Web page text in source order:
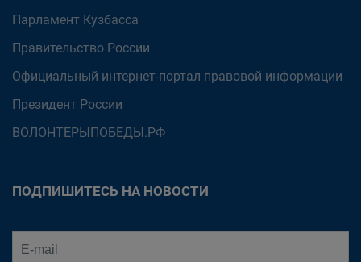
Парламент Кузбасса
Правительство России
Официальный интернет-портал правовой информации
Президент России
ВОЛОНТЕРЫПОБЕДЫ.РФ
ПОДПИШИТЕСЬ НА НОВОСТИ